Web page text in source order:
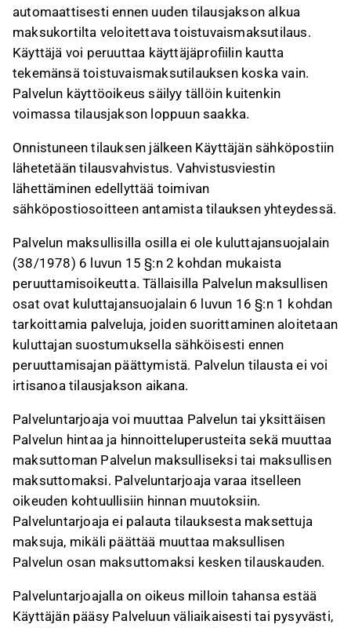
automaattisesti ennen uuden tilausjakson alkua
maksukortilta veloitettava toistuvaismaksutilaus.
Käyttäjä voi peruuttaa käyttäjäprofiilin kautta
tekemänsä toistuvaismaksutilauksen koska vain.
Palvelun käyttöoikeus säilyy tällöin kuitenkin
voimassa tilausjakson loppuun saakka.
Onnistuneen tilauksen jälkeen Käyttäjän sähköpostiin
lähetetään tilausvahvistus. Vahvistusviestin
lähettäminen edellyttää toimivan
sähköpostiosoitteen antamista tilauksen yhteydessä.
Palvelun maksullisilla osilla ei ole kuluttajansuojalain
(38/1978) 6 luvun 15 §:n 2 kohdan mukaista
peruuttamisoikeutta. Tällaisilla Palvelun maksullisen
osat ovat kuluttajansuojalain 6 luvun 16 §:n 1 kohdan
tarkoittamia palveluja, joiden suorittaminen aloitetaan
kuluttajan suostumuksella sähköisesti ennen
peruuttamisajan päättymistä. Palvelun tilausta ei voi
irtisanoa tilausjakson aikana.
Palveluntarjoaja voi muuttaa Palvelun tai yksittäisen
Palvelun hintaa ja hinnoitteluperusteita sekä muuttaa
maksuttoman Palvelun maksulliseksi tai maksullisen
maksuttomaksi. Palveluntarjoaja varaa itselleen
oikeuden kohtuullisiin hinnan muutoksiin.
Palveluntarjoaja ei palauta tilauksesta maksettuja
maksuja, mikäli päättää muuttaa maksullisen
Palvelun osan maksuttomaksi kesken tilauskauden.
Palveluntarjoajalla on oikeus milloin tahansa estää
Käyttäjän pääsy Palveluun väliaikaisesti tai pysyvästi,